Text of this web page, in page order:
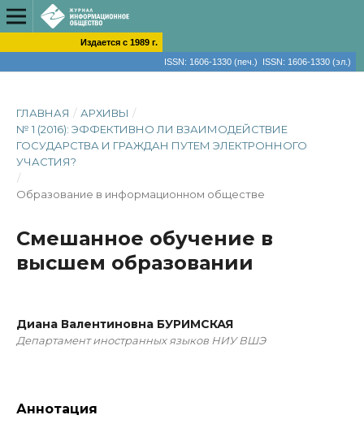
Издается с 1989 г.
ISSN: 1606-1330 (печ.) ISSN: 1606-1330 (эл.)
ГЛАВНАЯ / АРХИВЫ /
№ 1 (2016): ЭФФЕКТИВНО ЛИ ВЗАИМОДЕЙСТВИЕ
ГОСУДАРСТВА И ГРАЖДАН ПУТЕМ ЭЛЕКТРОННОГО
УЧАСТИЯ?
/
Образование в информационном обществе
Смешанное обучение в
высшем образовании
Диана Валентиновна БУРИМСКАЯ
Департамент иностранных языков НИУ ВШЭ
Аннотация